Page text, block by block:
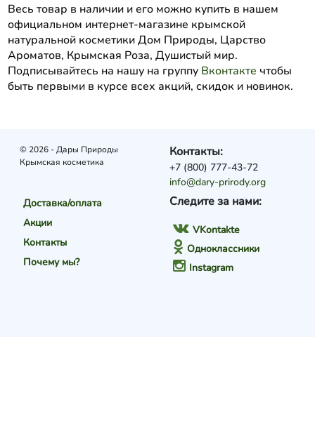
Весь товар в наличии и его можно купить в нашем
официальном интернет-магазине крымской
натуральной косметики Дом Природы, Царство
Ароматов, Крымская Роза, Душистый мир.
Подписывайтесь на нашу на группу Вконтакте чтобы
быть первыми в курсе всех акций, скидок и новинок.
© 2026 - Дары Природы
Крымская косметика
Доставка/оплата
Акции
Контакты
Почему мы?
Следите за нами:
VKontakte
Одноклассники
Instagram
Контакты:
+7 (800) 777-43-72
info@dary-prirody.org